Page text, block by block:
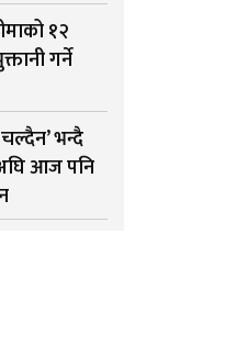
१२
गर्ने
भन्दै
आज पनि